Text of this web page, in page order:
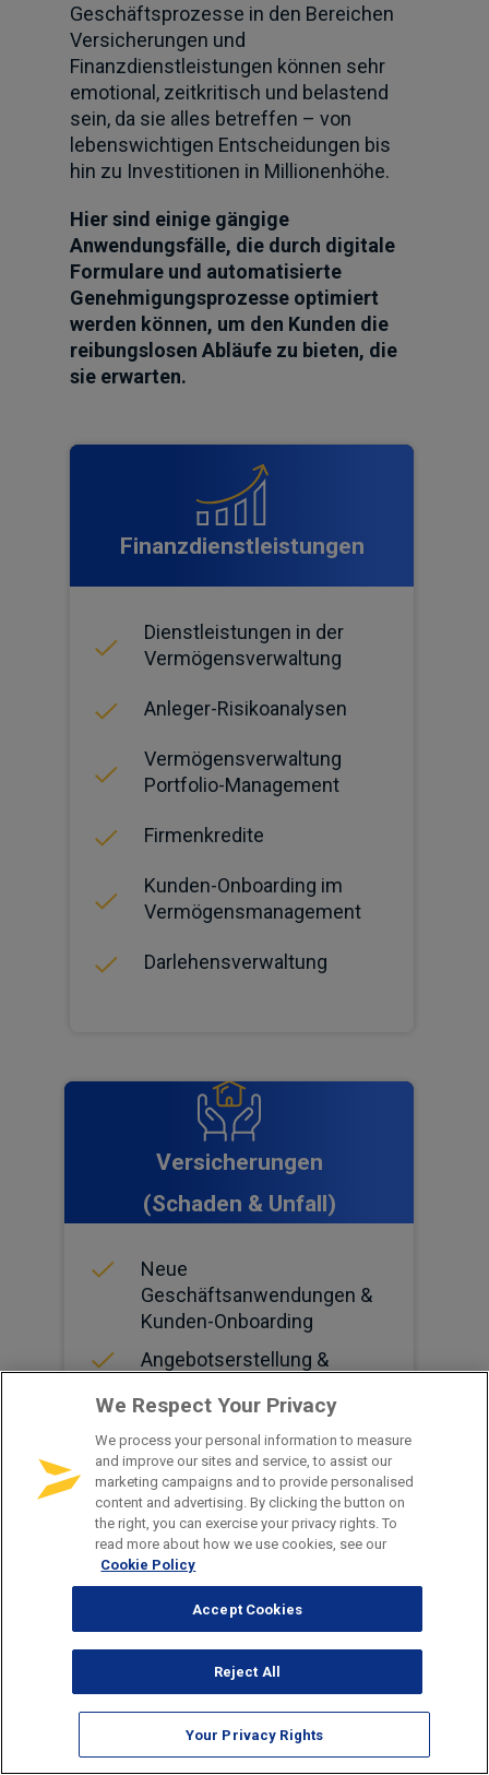
Geschäftsprozesse in den Bereichen
Versicherungen und
Finanzdienstleistungen können sehr
emotional, zeitkritisch und belastend
sein, da sie alles betreffen – von
lebenswichtigen Entscheidungen bis
hin zu Investitionen in Millionenhöhe.
Hier sind einige gängige
Anwendungsfälle, die durch digitale
Formulare und automatisierte
Genehmigungsprozesse optimiert
werden können, um den Kunden die
reibungslosen Abläufe zu bieten, die
sie erwarten.
Finanzdienstleistungen
Dienstleistungen in der
Vermögensverwaltung
Anleger-Risikoanalysen
Vermögensverwaltung
Portfolio-Management
Firmenkredite
Kunden-Onboarding im
Vermögensmanagement
Darlehensverwaltung
Versicherungen
(Schaden & Unfall)
Neue
Geschäftsanwendungen &
Kunden-Onboarding
Angebotserstellung &
Policenverwaltung
Erneuerungen
Onboarding von Agenten &
Maklern
Schadenmeldung
Versicherung (Leben)
We Respect Your Privacy
We process your personal information to measure
and improve our sites and service, to assist our
marketing campaigns and to provide personalised
content and advertising. By clicking the button on
the right, you can exercise your privacy rights. To
read more about how we use cookies, see our
Cookie Policy
Your Privacy Rights
Reject All
Accept Cookies